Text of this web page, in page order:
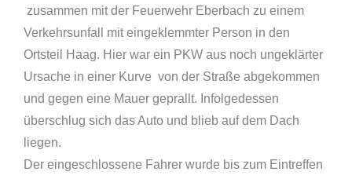
zusammen mit der Feuerwehr Eberbach zu einem
Verkehrsunfall mit eingeklemmter Person in den
Ortsteil Haag. Hier war ein PKW aus noch ungeklärter
Ursache in einer Kurve von der Straße abgekommen
und gegen eine Mauer geprallt. Infolgedessen
überschlug sich das Auto und blieb auf dem Dach
liegen.
Der eingeschlossene Fahrer wurde bis zum Eintreffen